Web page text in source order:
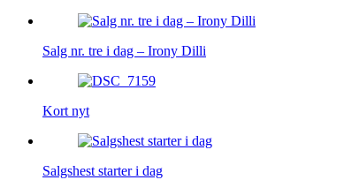
Salg nr. tre i dag – Irony Dilli
Kort nyt
Salgshest starter i dag